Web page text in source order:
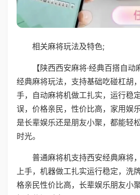
相关麻将玩法及特色;
【陕西西安麻将·经典百搭自
经典麻将玩法，支持基础吃碰杠胡
手，自动麻将机做工扎实，运行稳
误，价格亲民，性价比高，家用娱
是长辈娱乐还是朋友小聚，都能轻
时光。
普通麻将机支持西安经典麻将
上手，机器做工扎实运行稳定，洗
格亲民性价比高，长辈娱乐朋友小